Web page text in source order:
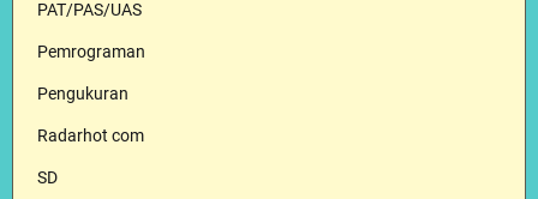
PAT/PAS/UAS
Pemrograman
Pengukuran
Radarhot com
SD